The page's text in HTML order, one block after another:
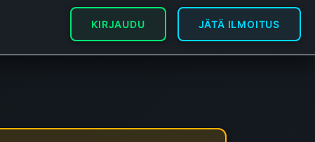
KIRJAUDU JÄTÄ ILMOITUS